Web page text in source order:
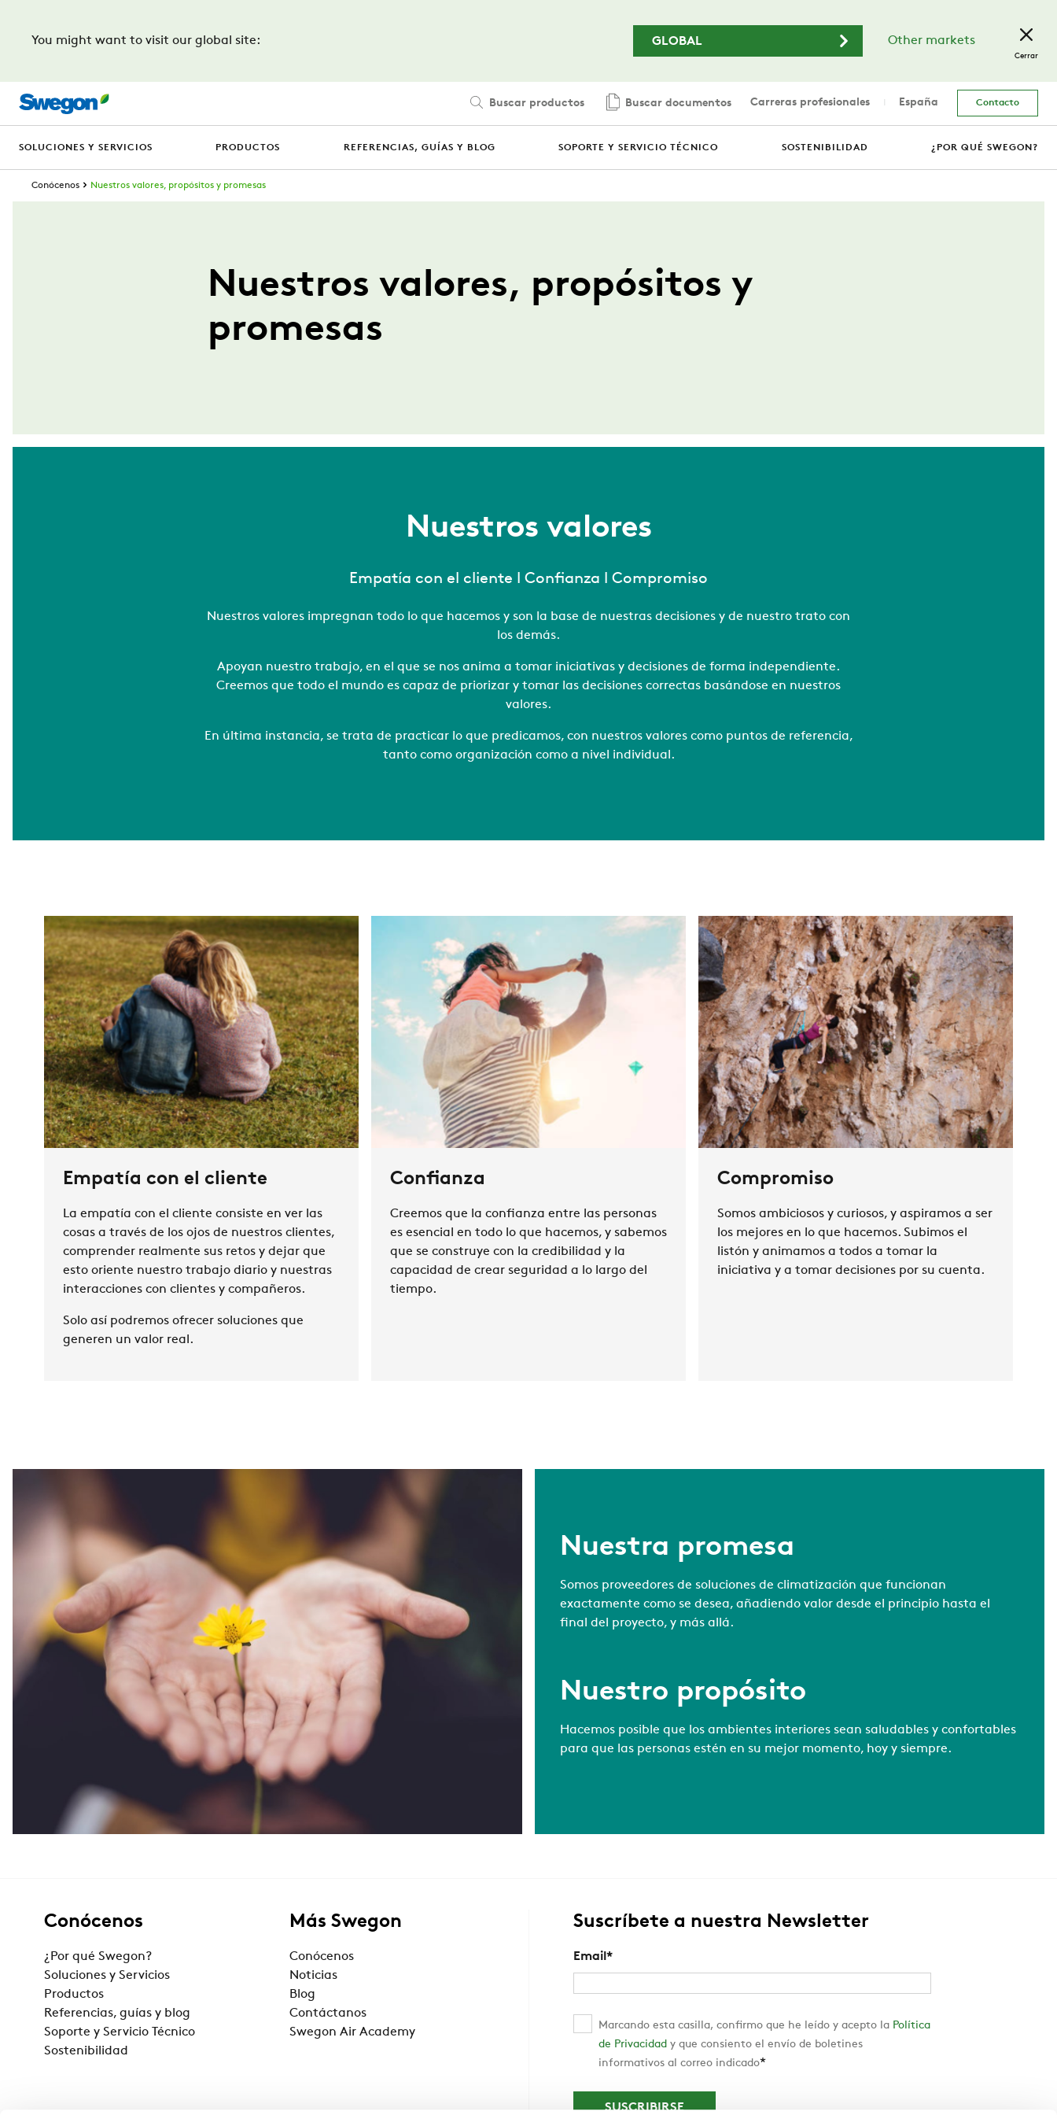
You might want to visit our global site:
GLOBAL Other markets
Cerrar
Buscar productos Buscar documentos Carreras profesionales España Contacto
SOLUCIONES Y SERVICIOS PRODUCTOS REFERENCIAS, GUÍAS Y BLOG SOPORTE Y SERVICIO TÉCNICO SOSTENIBILIDAD ¿POR QUÉ SWEGON?
Conócenos Nuestros valores, propósitos y promesas
Nuestros valores, propósitos y
promesas
Nuestros valores
Empatía con el cliente l Confianza l Compromiso
Nuestros valores impregnan todo lo que hacemos y son la base de nuestras decisiones y de nuestro trato con
los demás.
Apoyan nuestro trabajo, en el que se nos anima a tomar iniciativas y decisiones de forma independiente.
Creemos que todo el mundo es capaz de priorizar y tomar las decisiones correctas basándose en nuestros
valores.
En última instancia, se trata de practicar lo que predicamos, con nuestros valores como puntos de referencia,
tanto como organización como a nivel individual.
Empatía con el cliente
La empatía con el cliente consiste en ver las
cosas a través de los ojos de nuestros clientes,
comprender realmente sus retos y dejar que
esto oriente nuestro trabajo diario y nuestras
interacciones con clientes y compañeros.
Solo así podremos ofrecer soluciones que
generen un valor real.
Confianza
Creemos que la confianza entre las personas
es esencial en todo lo que hacemos, y sabemos
que se construye con la credibilidad y la
capacidad de crear seguridad a lo largo del
tiempo.
Compromiso
Somos ambiciosos y curiosos, y aspiramos a ser
los mejores en lo que hacemos. Subimos el
listón y animamos a todos a tomar la
iniciativa y a tomar decisiones por su cuenta.
Nuestra promesa
Somos proveedores de soluciones de climatización que funcionan
exactamente como se desea, añadiendo valor desde el principio hasta el
final del proyecto, y más allá.
Nuestro propósito
Hacemos posible que los ambientes interiores sean saludables y confortables
para que las personas estén en su mejor momento, hoy y siempre.
Conócenos
¿Por qué Swegon?
Soluciones y Servicios
Productos
Referencias, guías y blog
Soporte y Servicio Técnico
Sostenibilidad
Más Swegon
Conócenos
Noticias
Blog
Contáctanos
Swegon Air Academy
Suscríbete a nuestra Newsletter
Email *
Marcando esta casilla, confirmo que he leído y acepto la Política
de Privacidad y que consiento el envío de boletines
informativos al correo indicado*